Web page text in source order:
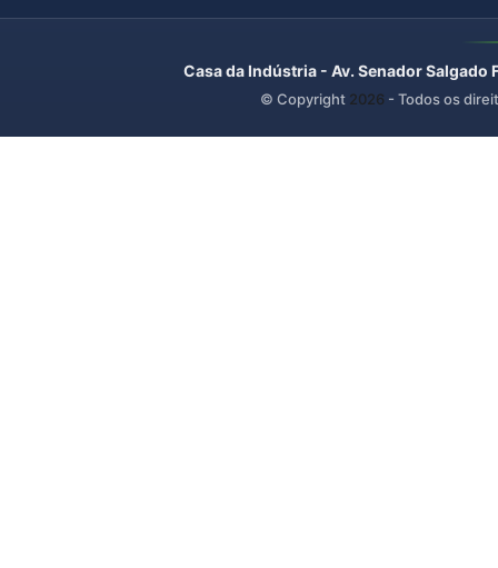
Casa da Indústria - Av. Senador
© Copyright 2026 - Todos os